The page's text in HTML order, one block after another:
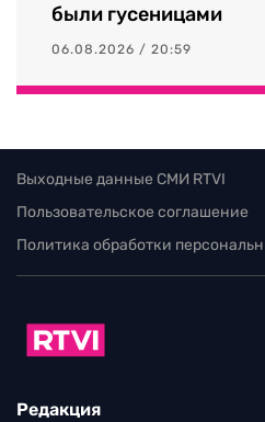
были гусеницами
06.08.2026 / 20:59
Выходные данные СМИ RTVI
Пользовательское соглашение
Политика обработки
Редакция